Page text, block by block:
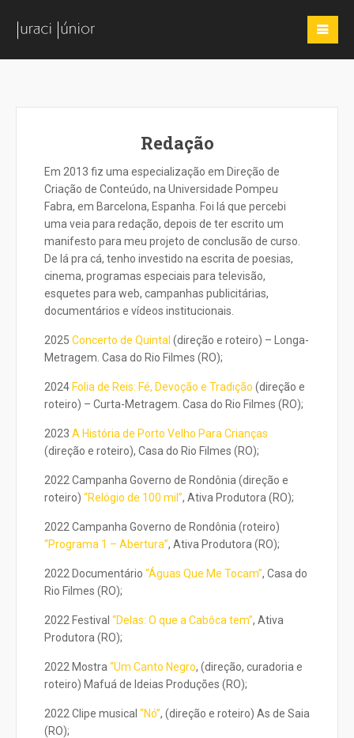
Redação
Em 2013 fiz uma especialização em Direção de
Criação de Conteúdo, na Universidade Pompeu
Fabra, em Barcelona, Espanha. Foi lá que percebi
uma veia para redação, depois de ter escrito um
manifesto para meu projeto de conclusão de curso.
De lá pra cá, tenho investido na escrita de poesias,
cinema, programas especiais para televisão,
esquetes para web, campanhas publicitárias,
documentários e vídeos institucionais.
2025 Concerto de Quintal (direção e roteiro) – Longa-
Metragem. Casa do Rio Filmes (RO);
2024 Folia de Reis: Fé, Devoção e Tradição (direção e
roteiro) – Curta-Metragem. Casa do Rio Filmes (RO);
2023 A História de Porto Velho Para Crianças
(direção e roteiro), Casa do Rio Filmes (RO);
2022 Campanha Governo de Rondônia (direção e
roteiro) “Relógio de 100 mil”, Ativa Produtora (RO);
2022 Campanha Governo de Rondônia (roteiro)
“Programa 1 – Abertura”, Ativa Produtora (RO);
2022 Documentário “Águas Que Me Tocam”, Casa do
Rio Filmes (RO);
2022 Festival “Delas: O que a Cabôca tem”, Ativa
Produtora (RO);
2022 Mostra “Um Canto Negro, (direção, curadoria e
roteiro) Mafuá de Ideias Produções (RO);
2022 Clipe musical “Nó”, (direção e roteiro) As de Saia
(RO);